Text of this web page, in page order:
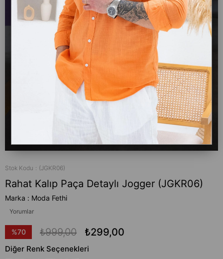
Stok Kodu (JGKR06)
Rahat Kalıp Paça Detaylı Jogger (JGKR06)
Marka : Moda Fethi
Yorumlar
%70
İndirim
₺999,00 ₺299,00
Diğer Renk Seçenekleri